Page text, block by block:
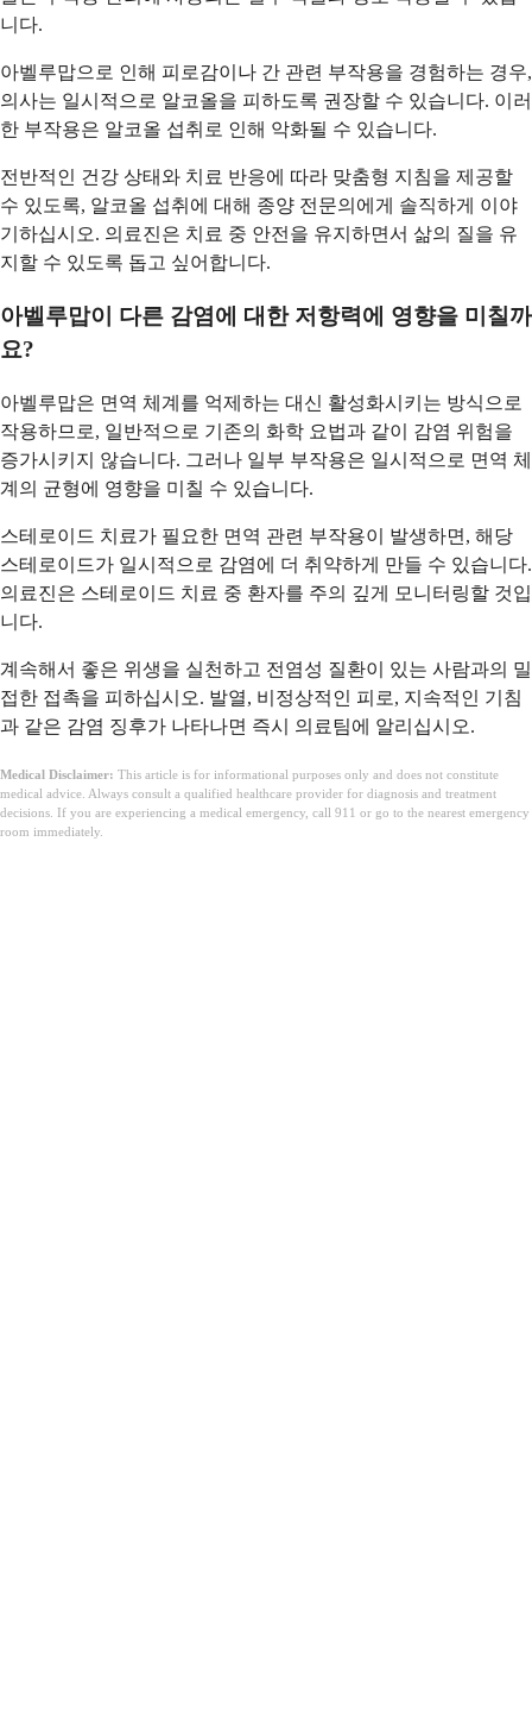
니다.
아벨루맙으로 인해 피로감이나 간 관련 부작용을 경험하는 경우,
의사는 일시적으로 알코올을 피하도록 권장할 수 있습니다. 이러
한 부작용은 알코올 섭취로 인해 악화될 수 있습니다.
전반적인 건강 상태와 치료 반응에 따라 맞춤형 지침을 제공할
수 있도록, 알코올 섭취에 대해 종양 전문의에게 솔직하게 이야
기하십시오. 의료진은 치료 중 안전을 유지하면서 삶의 질을 유
지할 수 있도록 돕고 싶어합니다.
아벨루맙이 다른 감염에 대한 저항력에 영향을 미칠까
요?
아벨루맙은 면역 체계를 억제하는 대신 활성화시키는 방식으로
작용하므로, 일반적으로 기존의 화학 요법과 같이 감염 위험을
증가시키지 않습니다. 그러나 일부 부작용은 일시적으로 면역 체
계의 균형에 영향을 미칠 수 있습니다.
스테로이드 치료가 필요한 면역 관련 부작용이 발생하면, 해당
스테로이드가 일시적으로 감염에 더 취약하게 만들 수 있습니다.
의료진은 스테로이드 치료 중 환자를 주의 깊게 모니터링할 것입
니다.
계속해서 좋은 위생을 실천하고 전염성 질환이 있는 사람과의 밀
접한 접촉을 피하십시오. 발열, 비정상적인 피로, 지속적인 기침
과 같은 감염 징후가 나타나면 즉시 의료팀에 알리십시오.
Medical Disclaimer: This article is for informational purposes only and does not constitute
medical advice. Always consult a qualified healthcare provider for diagnosis and treatment
decisions. If you are experiencing a medical emergency, call 911 or go to the nearest emergency
room immediately.